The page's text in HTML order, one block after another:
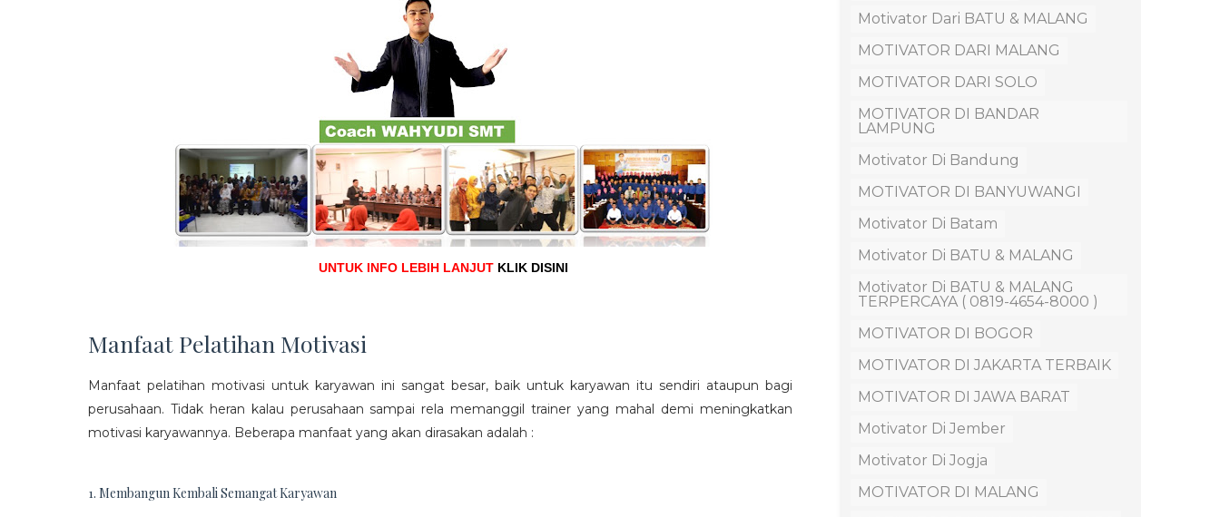
UNTUK INFO LEBIH LANJUT KLIK DISINI
Manfaat Pelatihan Motivasi
Manfaat pelatihan motivasi untuk karyawan ini sangat besar, baik untuk karyawan itu sendiri ataupun bagi
perusahaan. Tidak heran kalau perusahaan sampai rela memanggil trainer yang mahal demi meningkatkan
motivasi karyawannya. Beberapa manfaat yang akan dirasakan adalah :
1. Membangun Kembali Semangat Karyawan
Motivator Dari BATU & MALANG
MOTIVATOR DARI MALANG
MOTIVATOR DARI SOLO
MOTIVATOR DI BANDAR
LAMPUNG
Motivator Di Bandung
MOTIVATOR DI BANYUWANGI
Motivator Di Batam
Motivator Di BATU & MALANG
Motivator Di BATU & MALANG
TERPERCAYA ( 0819-4654-8000 )
MOTIVATOR DI BOGOR
MOTIVATOR DI JAKARTA TERBAIK
MOTIVATOR DI JAWA BARAT
Motivator Di Jember
Motivator Di Jogja
MOTIVATOR DI MALANG